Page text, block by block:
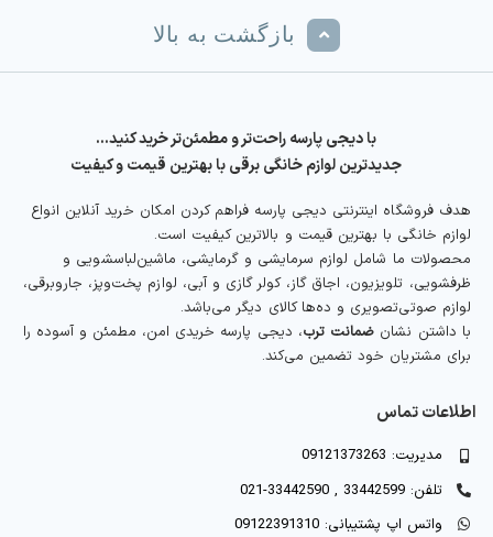
بازگشت به بالا
با دیجی پارسه راحت‌تر و مطمئن‌تر خرید کنید…
جدیدترین لوازم خانگی برقی با بهترین قیمت و کیفیت
هدف فروشگاه اینترنتی دیجی پارسه فراهم کردن امکان خرید آنلاین انواع
لوازم خانگی با بهترین قیمت و بالاترین کیفیت است.
محصولات ما شامل لوازم سرمایشی و گرمایشی، ماشین‌لباسشویی و
ظرفشویی، تلویزیون، اجاق گاز، کولر گازی و آبی، لوازم پخت‌وپز، جاروبرقی،
لوازم صوتی‌تصویری و ده‌ها کالای دیگر می‌باشد.
با داشتن نشان ضمانت ترب، دیجی پارسه خریدی امن، مطمئن و آسوده را
برای مشتریان خود تضمین می‌کند.
اطلاعات تماس
مدیریت: 09121373263
تلفن: 33442599 , 33442590-021
واتس اپ پشتیبانی: 09122391310